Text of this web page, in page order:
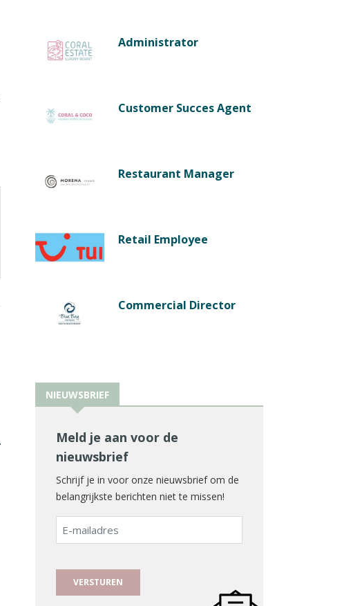
Administrator
Customer Succes Agent
Restaurant Manager
Retail Employee
Commercial Director
NIEUWSBRIEF
Meld je aan voor de
nieuwsbrief
Schrijf je in voor onze nieuwsbrief om de
belangrijkste berichten niet te missen!
E-
mailadres